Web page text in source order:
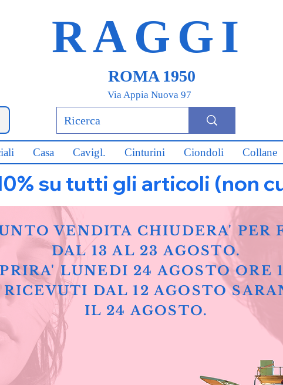
RAGGI
ROMA 1950
Via Appia Nuova 97
Casa Cavigl. Cinturini Ciondoli Collane
su tutti gli articoli (non
VENDITA CHIUDERA' PER
DAL 13 AL 23 AGOSTO.
LUNEDI 24 AGOSTO ORE
DAL 12 AGOSTO
IL 24 AGOSTO.